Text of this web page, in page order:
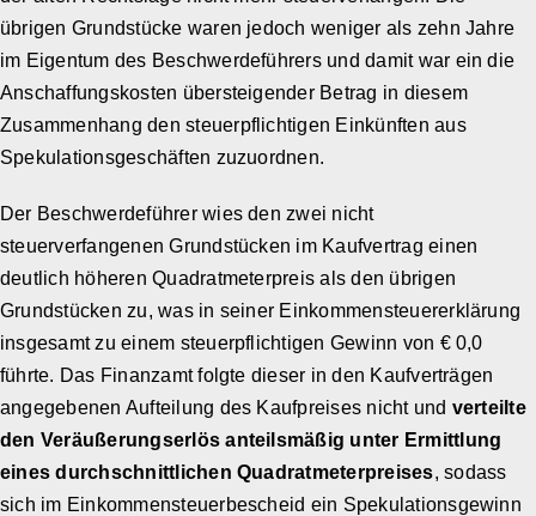
übrigen Grundstücke waren jedoch weniger als zehn Jahre
im Eigentum des Beschwerdeführers und damit war ein die
Anschaffungskosten übersteigender Betrag in diesem
Zusammenhang den steuerpflichtigen Einkünften aus
Spekulationsgeschäften zuzuordnen.
Der Beschwerdeführer wies den zwei nicht
steuerverfangenen Grundstücken im Kaufvertrag einen
deutlich höheren Quadratmeterpreis als den übrigen
Grundstücken zu, was in seiner Einkommensteuererklärung
insgesamt zu einem steuerpflichtigen Gewinn von € 0,0
führte. Das Finanzamt folgte dieser in den Kaufverträgen
angegebenen Aufteilung des Kaufpreises nicht und verteilte
den Veräußerungserlös anteilsmäßig unter Ermittlung
eines durchschnittlichen Quadratmeterpreises, sodass
sich im Einkommensteuerbescheid ein Spekulationsgewinn